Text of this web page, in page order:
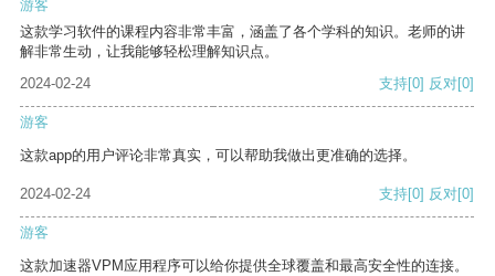
游客
这款学习软件的课程内容非常丰富，涵盖了各个学科的知识。老师的讲
解非常生动，让我能够轻松理解知识点。
2024-02-24
支持[0] 反对[0]
游客
这款app的用户评论非常真实，可以帮助我做出更准确的选择。
2024-02-24 支持[0] 反对[0]
游客
这款加速器VPM应用程序可以给你提供全球覆盖和最高安全性的连接。